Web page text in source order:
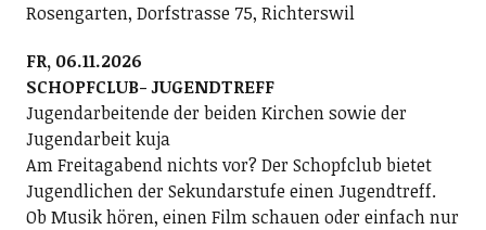
Rosengarten, Dorfstrasse 75, Richterswil
FR, 06.11.2026
SCHOPFCLUB- JUGENDTREFF
Jugendarbeitende der beiden Kirchen sowie der
Jugendarbeit kuja
Am Freitagabend nichts vor? Der Schopfclub bietet
Jugendlichen der Sekundarstufe einen Jugendtreff.
Ob Musik hören, einen Film schauen oder einfach nur